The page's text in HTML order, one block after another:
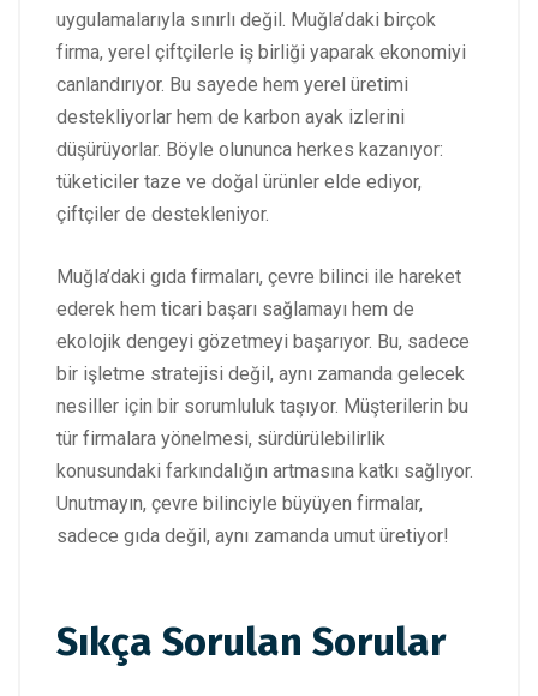
uygulamalarıyla sınırlı değil. Muğla’daki birçok
firma, yerel çiftçilerle iş birliği yaparak ekonomiyi
canlandırıyor. Bu sayede hem yerel üretimi
destekliyorlar hem de karbon ayak izlerini
düşürüyorlar. Böyle olununca herkes kazanıyor:
tüketiciler taze ve doğal ürünler elde ediyor,
çiftçiler de destekleniyor.
Muğla’daki gıda firmaları, çevre bilinci ile hareket
ederek hem ticari başarı sağlamayı hem de
ekolojik dengeyi gözetmeyi başarıyor. Bu, sadece
bir işletme stratejisi değil, aynı zamanda gelecek
nesiller için bir sorumluluk taşıyor. Müşterilerin bu
tür firmalara yönelmesi, sürdürülebilirlik
konusundaki farkındalığın artmasına katkı sağlıyor.
Unutmayın, çevre bilinciyle büyüyen firmalar,
sadece gıda değil, aynı zamanda umut üretiyor!
Sıkça Sorulan Sorular